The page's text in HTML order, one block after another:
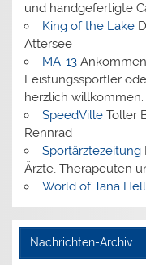
und handgefertigte
King of the Lake
Attersee
MA-13
Leistungssportler
herzlich willkommen.
SpeedVilleToller
Rennrad
Sportärztezeitung
Ärzte, Therapeuten
World of Tana Hell
Nachrichten-Archiv